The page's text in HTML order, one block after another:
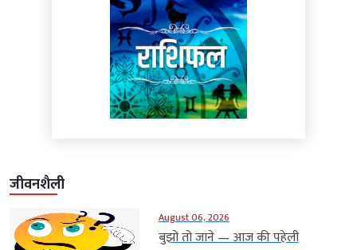
जीवनशैली
August 06, 2026
बुझो तो जाने — आज की पहेली